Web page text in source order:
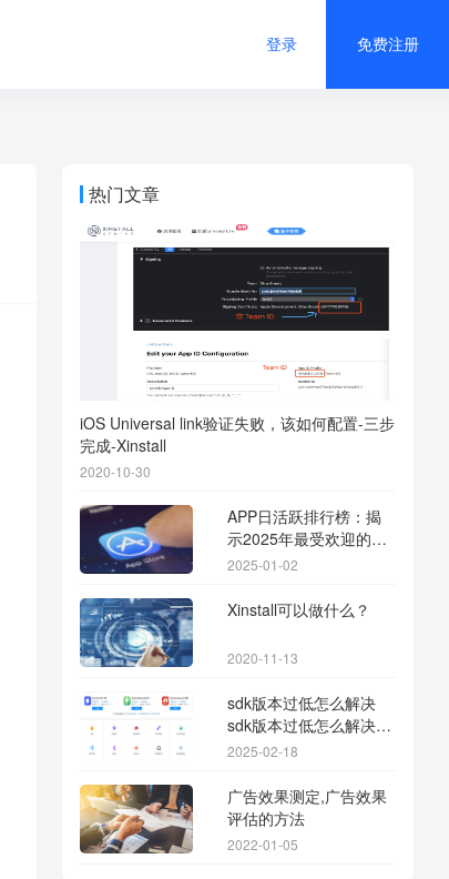
登录 免费注册
热门文章
iOS Universal link验证失败，该如何配置-三步
完成-Xinstall
2020-10-30
APP日活跃排行榜：揭
示2025年最受欢迎的应
用背后的秘密
2025-01-02
Xinstall可以做什么？
2020-11-13
sdk版本过低怎么解决
sdk版本过低怎么解决华
为
2025-02-18
广告效果测定,广告效果
评估的方法
2022-01-05